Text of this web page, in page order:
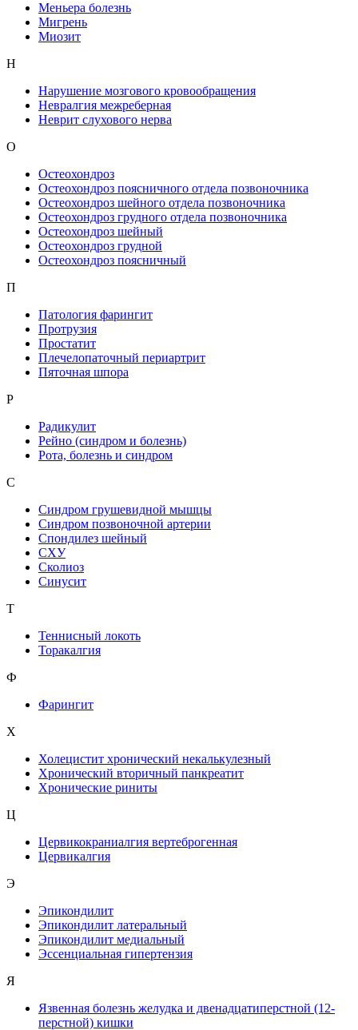
Меньера болезнь
Мигрень
Миозит
Н
Нарушение мозгового кровообращения
Невралгия межреберная
Неврит слухового нерва
О
Остеохондроз
Остеохондроз поясничного отдела позвоночника
Остеохондроз шейного отдела позвоночника
Остеохондроз грудного отдела позвоночника
Остеохондроз шейный
Остеохондроз грудной
Остеохондроз поясничный
П
Патология фарингит
Протрузия
Простатит
Плечелопаточный периартрит
Пяточная шпора
Р
Радикулит
Рейно (синдром и болезнь)
Рота, болезнь и синдром
С
Синдром грушевидной мышцы
Синдром позвоночной артерии
Спондилез шейный
СХУ
Сколиоз
Синусит
Т
Теннисный локоть
Торакалгия
Ф
Фарингит
X
Холецистит хронический некалькулезный
Хронический вторичный панкреатит
Хронические риниты
Ц
Цервикокраниалгия вертеброгенная
Цервикалгия
Э
Эпикондилит
Эпикондилит латеральный
Эпикондилит медиальный
Эссенциальная гипертензия
Я
Язвенная болезнь желудка и двенадцатиперстной (12-
перстной) кишки